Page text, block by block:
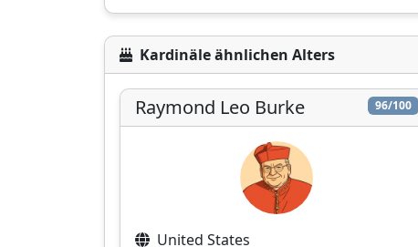
Kardinäle ähnlichen Alters
96/100
Raymond Leo Burke
United States